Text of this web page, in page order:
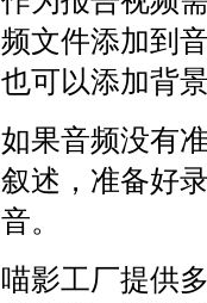
频文件添加到
也可以添加背
如果音频没有
叙述，准备好
音。
喵影工厂提供